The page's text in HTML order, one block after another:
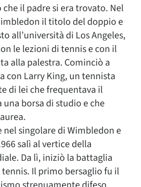
il padre si era trovato. Nel
il titolo del doppio e
all’università di Los Angeles,
le lezioni di tennis e con il
alla palestra. Cominciò a
con Larry King, un tennista
di lei che frequentava il
una borsa di studio e che
singolare di Wimbledon e
salì al vertice della
Da lì, iniziò la battaglia
Il primo bersaglio fu il